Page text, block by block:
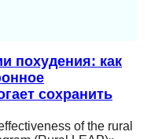
похудения: как
сохранить
of the rural